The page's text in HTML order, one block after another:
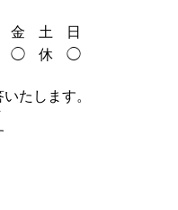
金 土
日
◯ 休
◯
たします。